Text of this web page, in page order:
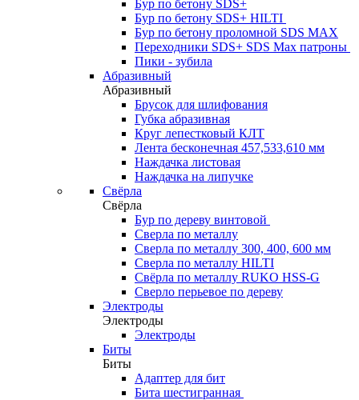
Бур по бетону SDS+
Бур по бетону SDS+ HILTI
Бур по бетону проломной SDS MAX
Переходники SDS+ SDS Max патроны
Пики - зубила
Абразивный
Абразивный
Брусок для шлифования
Губка абразивная
Круг лепестковый КЛТ
Лента бесконечная 457,533,610 мм
Наждачка листовая
Наждачка на липучке
Свёрла
Свёрла
Бур по дереву винтовой
Сверла по металлу
Сверла по металлу 300, 400, 600 мм
Сверла по металлу HILTI
Свёрла по металлу RUKO HSS-G
Сверло перьевое по дереву
Электроды
Электроды
Электроды
Биты
Биты
Адаптер для бит
Бита шестигранная